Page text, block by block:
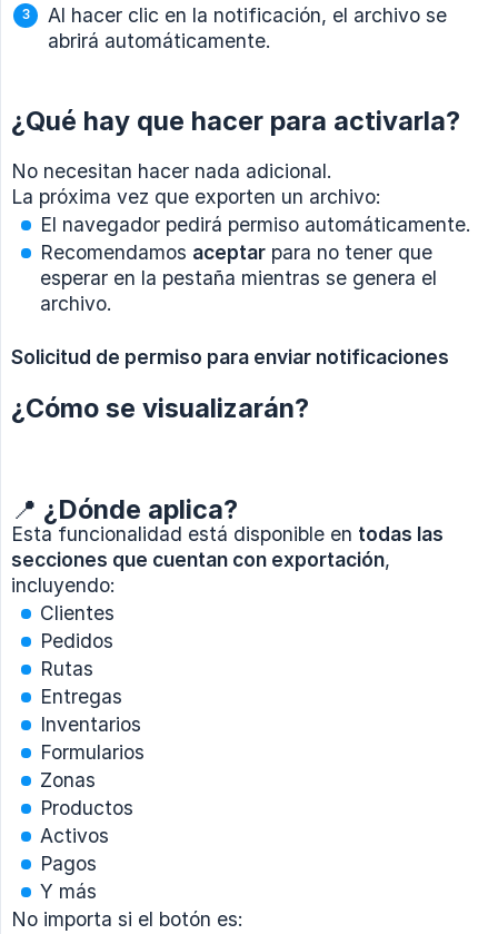
Al hacer clic en la notificación, el archivo se
abrirá automáticamente.
¿Qué hay que hacer para activarla?
No necesitan hacer nada adicional.
La próxima vez que exporten un archivo:
El navegador pedirá permiso automáticamente.
Recomendamos aceptar para no tener que
esperar en la pestaña mientras se genera el
archivo.
Solicitud de permiso para enviar notificaciones
¿Cómo se visualizarán?
📍 ¿Dónde aplica?
Esta funcionalidad está disponible en todas las
secciones que cuentan con exportación,
incluyendo:
Clientes
Pedidos
Rutas
Entregas
Inventarios
Formularios
Zonas
Productos
Activos
Pagos
Y más
No importa si el botón es: